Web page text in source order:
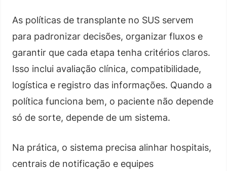
As políticas de transplante no SUS servem
para padronizar decisões, organizar fluxos e
garantir que cada etapa tenha critérios claros.
Isso inclui avaliação clínica, compatibilidade,
logística e registro das informações. Quando a
política funciona bem, o paciente não depende
só de sorte, depende de um sistema.
Na prática, o sistema precisa alinhar hospitais,
centrais de notificação e equipes